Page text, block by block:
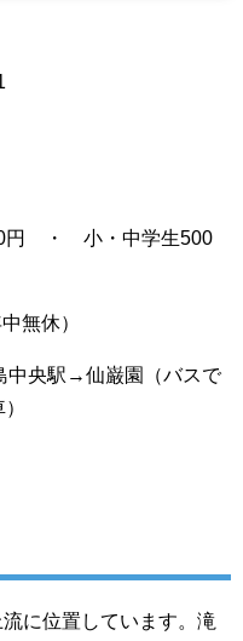
円 ・ 小・中学生500
無休）
央駅→仙巌園（バスで
に位置しています。滝